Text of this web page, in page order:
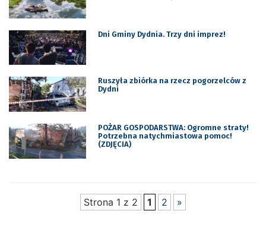
Dni Gminy Dydnia. Trzy dni imprez!
Ruszyła zbiórka na rzecz pogorzelców z
Dydni
POŻAR GOSPODARSTWA: Ogromne straty!
Potrzebna natychmiastowa pomoc!
(ZDJĘCIA)
Strona 1 z 2 1 2 »